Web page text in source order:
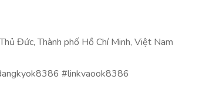
Đức, Thành phố Hồ Chí Minh, Việt Nam
#linkvaook8386